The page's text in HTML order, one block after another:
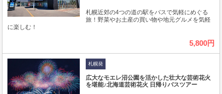
札幌近郊の4つの道の駅をバスで気軽にめぐる
旅！野菜やお土産の買い物や地元グルメを気軽
に楽しむ！
5,800円
札幌発
広大なモエレ沼公園を活かした壮大な芸術花火
を堪能♪北海道芸術花火 日帰りバスツアー